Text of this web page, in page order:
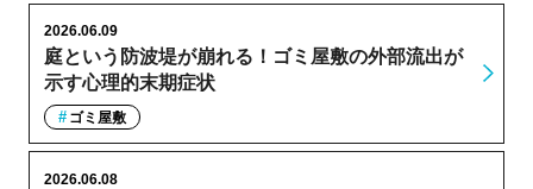
庭という防波堤が崩れる！ゴミ屋敷の外部流出が
示す心理的末期症状
2026.06.09
ゴミ屋敷
2026.06.08